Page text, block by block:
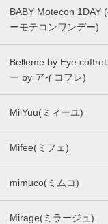
BABY Motecon 1DAY
ーモテコンワンデー)
Belleme by Eye coffret
ー by アイコフレ)
MiiYuu(ミィーユ)
Mifee(ミフェ)
mimuco(ミムコ)
Mirage(ミラージュ)